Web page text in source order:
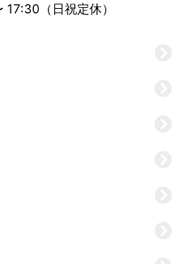
（日祝定休）